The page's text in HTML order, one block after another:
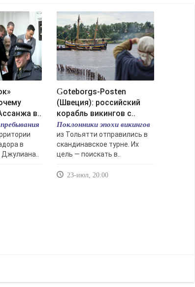
в..
в
Goteborgs-Posten
(Швеция): российский
корабль викингов с..
Поклонники эпохи викингов
из Тольятти отправились в
скандинавское турне. Их
цель — поискать в..
23-июл, 20:00